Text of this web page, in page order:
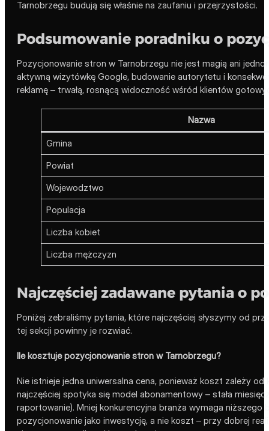
Tarnobrzegu budują się właśnie na zaufaniu i przejrzystości.
Podsumowanie poradniku o
Pozycjonowanie stron w Tarnobrzegu nie jest magią ani
aktywną wizytówkę Google, budowanie autorytetu i
reklamę – trwałą, rosnącą widoczność wśród klientów
Nazwa
Gmina
Powiat
Wojewodztwo
Populacja
Liczba kobiet
Liczba mężczyzn
Najczęściej zadawane pytania o
Poniżej zebraliśmy pytania, które najczęściej słyszymy od
tej sekcji powinny je rozwiać.
Ile kosztuje pozycjonowanie stron w Tarnobrzegu?
Nie istnieje jedna uniwersalna cena, ponieważ koszt zależy
najczęściej spotyka się model abonamentowy – stała
raportowanie). Mniej konkurencyjna branża wymaga
pozycjonowanie jako inwestycję, a nie koszt – przy dobrej